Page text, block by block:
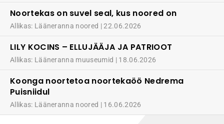
Noortekas on suvel seal, kus noored on
Allikas: Lääneranna noored 22.06.2026
LILY KOCINS – ELLUJÄÄJA JA PATRIOOT
Allikas: Lääneranna muuseumid 18.06.2026
Koonga noortetoa noortekaöö Nedrema
Puisniidul
Allikas: Lääneranna noored 16.06.2026